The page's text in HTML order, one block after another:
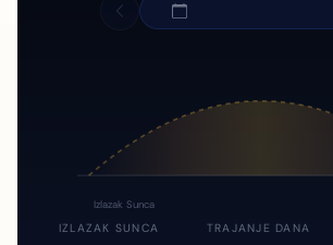
Izlazak Sunca
IZLAZAK SUNCA TRAJANJE DANA